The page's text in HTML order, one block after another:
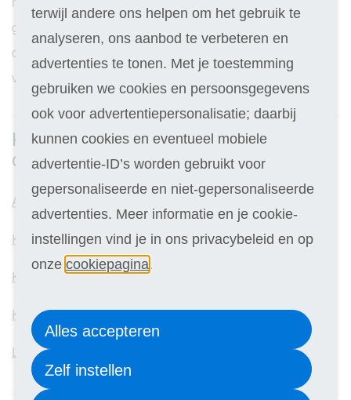
geschiedenis. Verken teksten uit de oudheid in hun
originele vorm en krijg een dieper begrip van de wortels
van de Westerse beschaving.
Kies hieronder een interessante cursus
op het gebied van Kunst en Cultuur:
Archeologie
Klassiek Grieks
Kunst en Antiek
Kunstgeschiedenis
Latijn
terwijl andere ons helpen om het gebruik te
analyseren, ons aanbod te verbeteren en
advertenties te tonen. Met je toestemming
gebruiken we cookies en persoonsgegevens
ook voor advertentiepersonalisatie; daarbij
kunnen cookies en eventueel mobiele
advertentie-ID’s worden gebruikt voor
gepersonaliseerde en niet-gepersonaliseerde
advertenties. Meer informatie en je cookie-
instellingen vind je in ons privacybeleid en op
onze cookiepagina .
Alles accepteren
Zelf instellen